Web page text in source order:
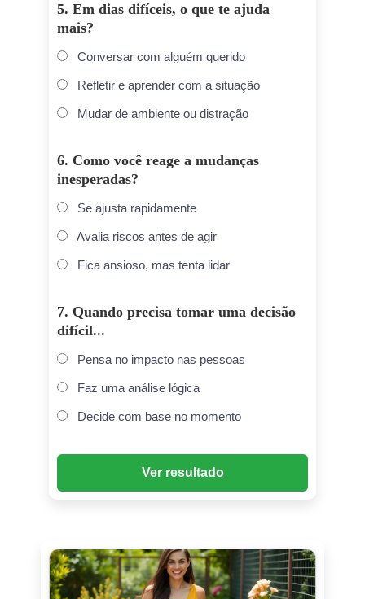
5. Em dias difíceis, o que te ajuda
mais?
Conversar com alguém querido
Refletir e aprender com a situação
Mudar de ambiente ou distração
6. Como você reage a mudanças
inesperadas?
Se ajusta rapidamente
Avalia riscos antes de agir
Fica ansioso, mas tenta lidar
7. Quando precisa tomar uma decisão
difícil...
Pensa no impacto nas pessoas
Faz uma análise lógica
Decide com base no momento
Ver resultado